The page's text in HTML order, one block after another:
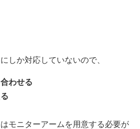
しか対応していないので、
わせる
モニターアームを用意する必要が